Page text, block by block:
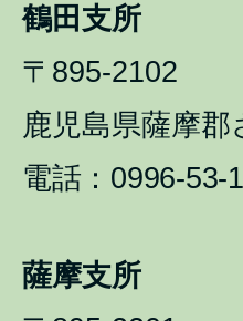
鶴田支所
〒895-2102
鹿児島県薩摩
電話：0996-
薩摩支所